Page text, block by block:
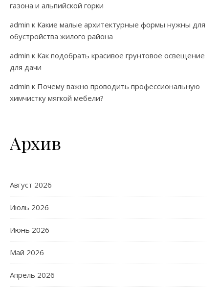
газона и альпийской горки
admin к Какие малые архитектурные формы нужны для
обустройства жилого района
admin к Как подобрать красивое грунтовое освещение
для дачи
admin к Почему важно проводить профессиональную
химчистку мягкой мебели?
Архив
Август 2026
Июль 2026
Июнь 2026
Май 2026
Апрель 2026